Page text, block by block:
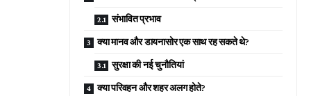
संभावित प्रभाव
क्या मानव और डायनासोर एक साथ रह सकते थे?
सुरक्षा की नई चुनौतियां
क्या परिवहन और शहर अलग होते?